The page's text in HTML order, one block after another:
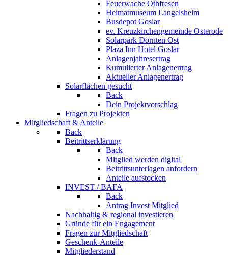
Feuerwache Othfresen
Heimatmuseum Langelsheim
Busdepot Goslar
ev. Kreuzkirchengemeinde Osterode
Solarpark Dörnten Ost
Plaza Inn Hotel Goslar
Anlagenjahresertrag
Kumulierter Anlagenertrag
Aktueller Anlagenertrag
Solarflächen gesucht
Back
Dein Projektvorschlag
Fragen zu Projekten
Mitgliedschaft & Anteile
Back
Beitrittserklärung
Back
Mitglied werden digital
Beitrittsunterlagen anfordern
Anteile aufstocken
INVEST / BAFA
Back
Antrag Invest Mitglied
Nachhaltig & regional investieren
Gründe für ein Engagement
Fragen zur Mitgliedschaft
Geschenk-Anteile
Mitgliederstand